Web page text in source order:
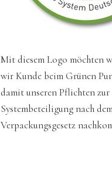
Mit diesem Logo möchten
wir Kunde beim Grünen
damit unseren Pflichten zur
Systembeteiligung nach
Verpackungsgesetz